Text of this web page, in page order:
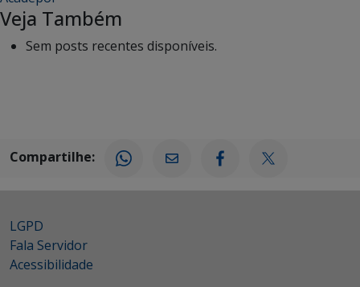
Veja Também
Sem posts recentes disponíveis.
Compartilhe:
LGPD
Fala Servidor
Acessibilidade